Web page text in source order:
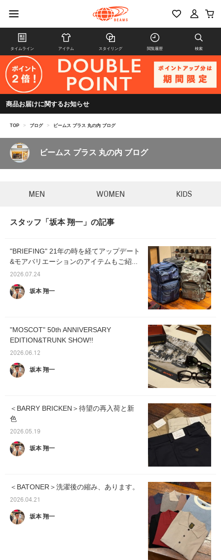
タイムライン アイテム スタイリング 閲覧履歴 検索
商品お届けに関するお知らせ
TOP > ブログ > ビームス プラス 丸の内 ブログ
ビームス プラス 丸の内 ブログ
MEN WOMEN KIDS
スタッフ「坂本 翔一」の記事
"BRIEFING" 21年の時を経てアップデート
&モアバリエーションのアイテムもご紹...
2026.07.24
坂本 翔一
"MOSCOT" 50th ANNIVERSARY
EDITION&TRUNK SHOW!!
2026.06.12
坂本 翔一
＜BARRY BRICKEN＞待望の再入荷と新
色
2026.05.19
坂本 翔一
＜BATONER＞洗濯後の縮み、あります。
2026.04.21
坂本 翔一